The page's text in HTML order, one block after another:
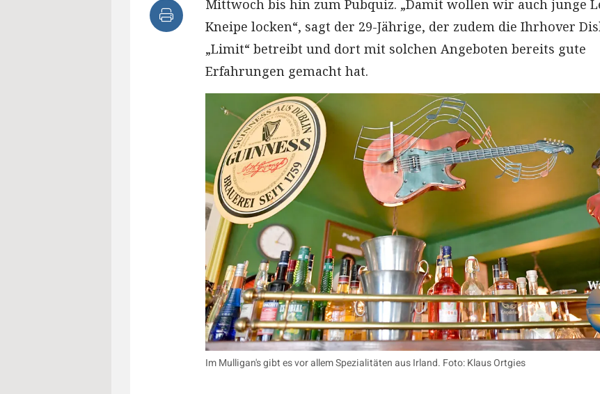
Mittwoch bis hin zum Pubquiz. „Damit wollen wir auch junge
Kneipe locken“, sagt der 29-Jährige, der zudem die Ihrhover
„Limit“ betreibt und dort mit solchen Angeboten bereits gute
Erfahrungen gemacht hat.
Im Mulligan's gibt es vor allem Spezialitäten aus Irland. Foto: Klaus Ortgies